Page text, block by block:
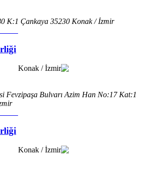
K:1 Çankaya 35230 Konak / İzmir
Konak /İzmir
Fevzipaşa Bulvarı Azim Han No:17 Kat:1
Konak /İzmir